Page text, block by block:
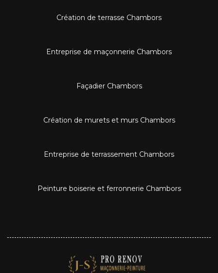
Création de terrasse Chambors
Entreprise de maçonnerie Chambors
Façadier Chambors
Création de murets et murs Chambors
Entreprise de terrassement Chambors
Peinture boiserie et ferronnerie Chambors